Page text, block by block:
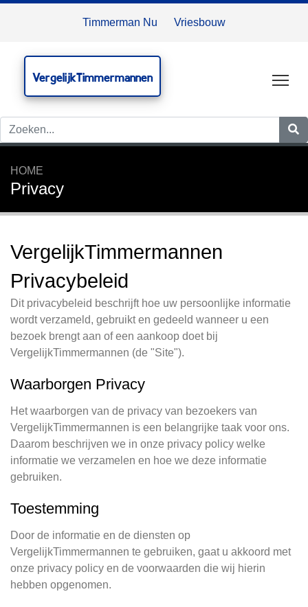
Timmerman Nu Vriesbouw
VergelijkTimmermannen
HOME
Privacy
VergelijkTimmermannen
Privacybeleid
Dit privacybeleid beschrijft hoe uw persoonlijke informatie
wordt verzameld, gebruikt en gedeeld wanneer u een
bezoek brengt aan of een aankoop doet bij
VergelijkTimmermannen (de "Site").
Waarborgen Privacy
Het waarborgen van de privacy van bezoekers van
VergelijkTimmermannen is een belangrijke taak voor ons.
Daarom beschrijven we in onze privacy policy welke
informatie we verzamelen en hoe we deze informatie
gebruiken.
Toestemming
Door de informatie en de diensten op
VergelijkTimmermannen te gebruiken, gaat u akkoord met
onze privacy policy en de voorwaarden die wij hierin
hebben opgenomen.